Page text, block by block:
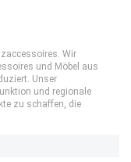
Wir
und Möbel aus
Unser
und regionale
zu schaffen, die